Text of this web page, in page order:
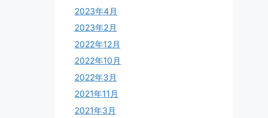
2023年4月
2023年2月
2022年12月
2022年10月
2022年3月
2021年11月
2021年3月